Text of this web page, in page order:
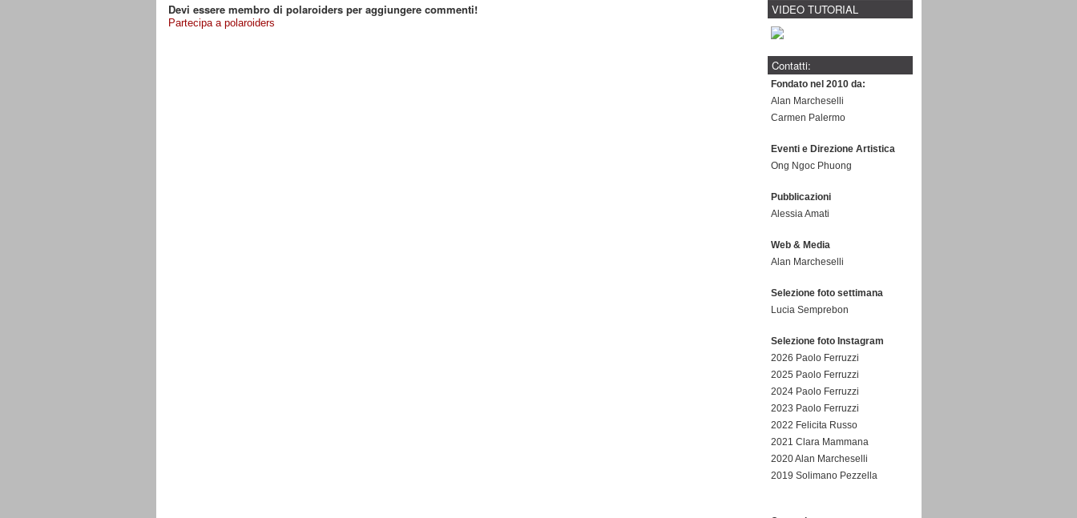
Devi essere membro di polaroiders per aggiungere commenti!
Partecipa a polaroiders
VIDEO TUTORIAL
Contatti:
Fondato nel 2010 da:
Alan Marcheselli
Carmen Palermo
Eventi e Direzione Artistica
Ong Ngoc Phuong
Pubblicazioni
Alessia Amati
Web & Media
Alan Marcheselli
Selezione foto settimana
Lucia Semprebon
Selezione foto Instagram
2026 Paolo Ferruzzi
2025 Paolo Ferruzzi
2024 Paolo Ferruzzi
2023 Paolo Ferruzzi
2022 Felicita Russo
2021 Clara Mammana
2020 Alan Marcheselli
2019 Solimano Pezzella